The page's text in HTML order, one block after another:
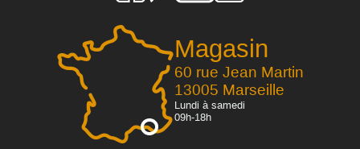
Magasin
60 rue Jean Martin
13005 Marseille
Lundi à samedi
09h-18h